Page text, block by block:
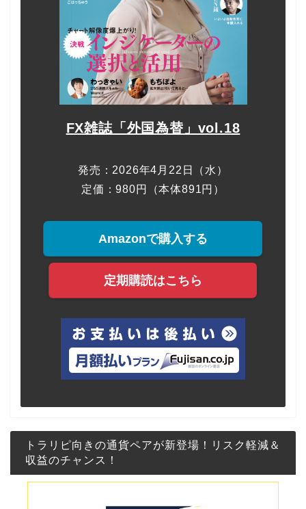
FX雑誌「外国為替」vol.18
発売：2026年4月22日（水）
定価：980円（本体891円）
Amazonで購入する
定期購読はこちら
トラリピ向きの通貨ペアが新登場！リスク軽減＆
収益のチャンス！